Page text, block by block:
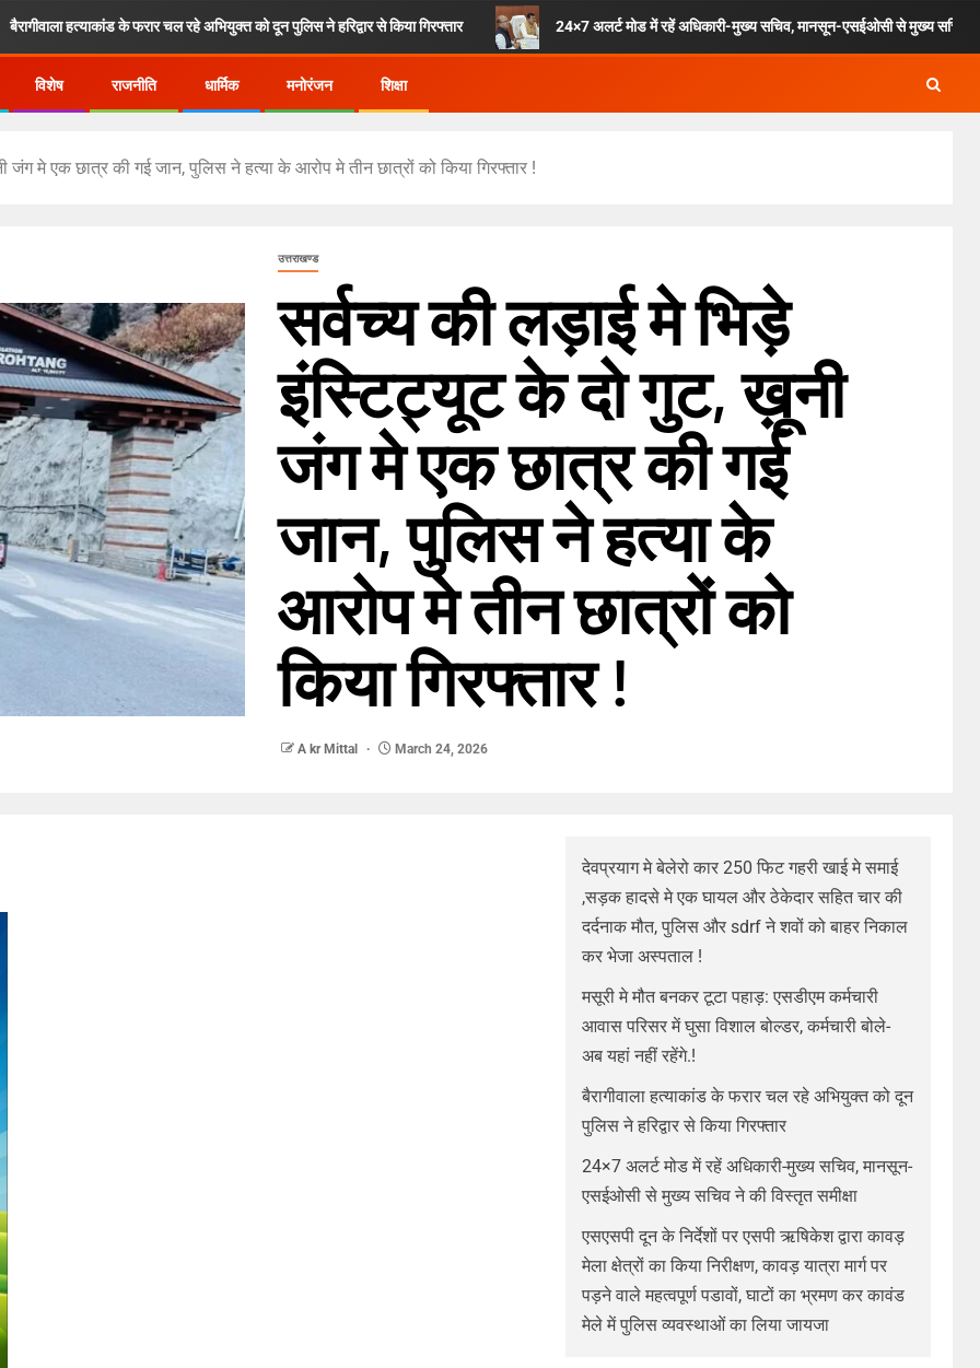
के फरार चल रहे अभियुक्त को दून पुलिस ने हरिद्वार से किया गिरफ्तार 24×7 अलर्ट मोड में रहें अधिकारी-मुख्य सचिव, मानसून-एसईओसी से मुख्य सचिव ने की विस्तृत समीक्षा
विशेष राजनीति धार्मिक मनोरंजन शिक्षा
मे एक छात्र की गई जान, पुलिस ने हत्या के आरोप मे तीन छात्रों को किया गिरफ्तार !
उत्तराखण्ड
सर्वच्य की लड़ाई मे भिड़े
इंस्टिट्यूट के दो गुट, ख़ूनी
जंग मे एक छात्र की गई
जान, पुलिस ने हत्या के
आरोप मे तीन छात्रों को
किया गिरफ्तार !
A kr Mittal March 24, 2026
देवप्रयाग मे बेलेरो कार 250 फिट गहरी खाई मे समाई
,सड़क हादसे मे एक घायल और ठेकेदार सहित चार की
दर्दनाक मौत, पुलिस और sdrf ने शवों को बाहर निकाल
कर भेजा अस्पताल !
मसूरी मे मौत बनकर टूटा पहाड़: एसडीएम कर्मचारी
आवास परिसर में घुसा विशाल बोल्डर, कर्मचारी बोले-
अब यहां नहीं रहेंगे.!
बैरागीवाला हत्याकांड के फरार चल रहे अभियुक्त को दून
पुलिस ने हरिद्वार से किया गिरफ्तार
24×7 अलर्ट मोड में रहें अधिकारी-मुख्य सचिव, मानसून-
एसईओसी से मुख्य सचिव ने की विस्तृत समीक्षा
एसएसपी दून के निर्देशों पर एसपी ऋषिकेश द्वारा कावड़
मेला क्षेत्रों का किया निरीक्षण, कावड़ यात्रा मार्ग पर
पड़ने वाले महत्वपूर्ण पडावों, घाटों का भ्रमण कर कावंड
मेले में पुलिस व्यवस्थाओं का लिया जायजा